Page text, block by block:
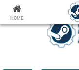
HOME